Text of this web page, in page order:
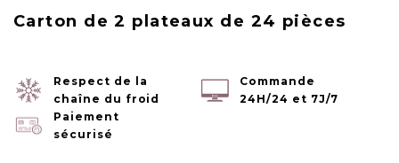
Carton de 2 plateaux de 24 pièces
Respect de la
chaîne du froid
Commande
24H/24 et 7J/7
Paiement
sécurisé